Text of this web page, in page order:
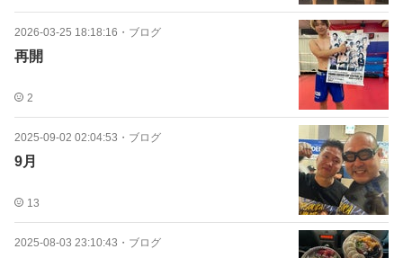
2026-03-25 18:18:16 ・ ブログ
再開
2
2025-09-02 02:04:53 ・ ブログ
9月
13
2025-08-03 23:10:43 ・ ブログ